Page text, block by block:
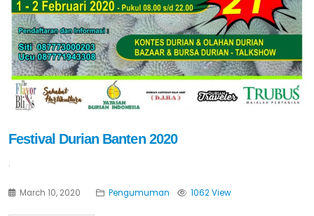
Festival Durian Banten 2020
.
March 10, 2020 Pengumuman 1062 View